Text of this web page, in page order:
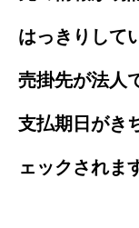
はっきりして
売掛先が法人
支払期日がき
ェックされま